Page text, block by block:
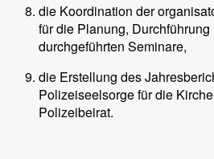
die Koordination der
für die Planung,
durchgeführten Seminare,
die Erstellung des
Polizeiseelsorge für die
Polizeibeirat.